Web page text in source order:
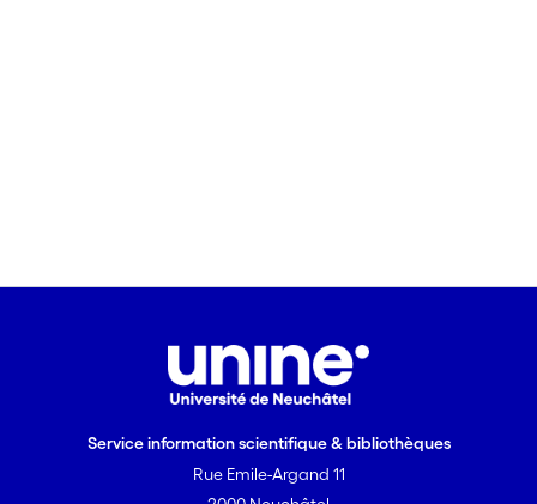
Service information scientifique & bibliothèques
Rue Emile-Argand 11